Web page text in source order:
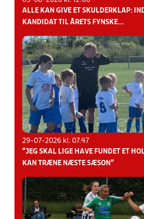
ALLE KAN GIVE ET SKULDERKLAP:
KANDIDAT TIL ÅRETS FYNSKE...
29-07-2026 kl. 07.47
”JEG SKAL LIGE HAVE FUNDET ET
KAN TRÆNE NÆSTE SÆSON”